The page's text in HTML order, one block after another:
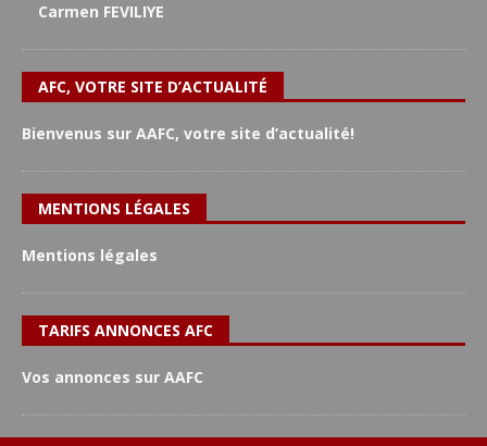
Carmen FEVILIYE
AFC, VOTRE SITE D’ACTUALITÉ
Bienvenus sur AAFC, votre site d’actualité!
MENTIONS LÉGALES
Mentions légales
TARIFS ANNONCES AFC
Vos annonces sur AAFC